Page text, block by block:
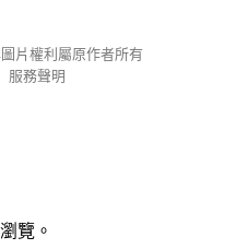
片權利屬原作者所有
服務聲明
覽。